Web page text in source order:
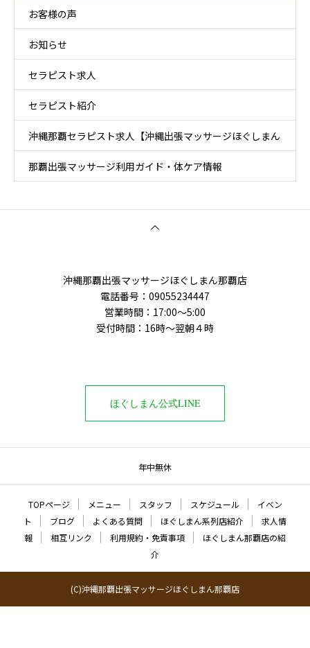
お客様の声
お知らせ
セラピスト求人
セラピスト紹介
沖縄那覇セラピスト求人【沖縄出張マッサージほぐしまん
那覇店】
那覇出張マッサージ利用ガイド・体ケア情報
沖縄那覇出張マッサージほぐしまん那覇店
電話番号‭：09055234447
営業時間：17:00～5:00
受付時間：16時〜翌朝４時
ほぐしまん公式LINE
年中無休
TOPページ メニュー スタッフ スケジュール
イベン
ト
ブログ よくある質問 ほぐしまん系列店紹介
求人情
報
相互リンク 利用規約・免責事項
ほぐしまん那覇店の紹
介
(C)沖縄那覇出張マッサージほぐしまん那覇店